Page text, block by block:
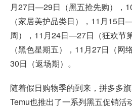
月27日—29日（黑五抢先购）
（家居美护品类日），11月15
周），11月24日—27日（狂欢节
（黑色星期五），11月27日（
30日（返场期）。
随着假日购物季的到来，拼多多
Temu也推出了一系列黑五促销